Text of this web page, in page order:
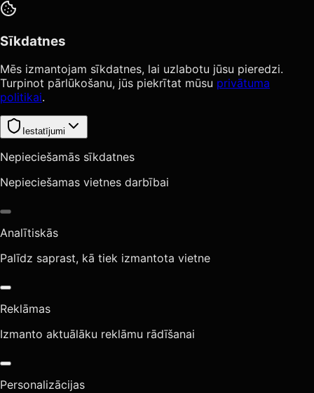
Sīkdatnes
Mēs izmantojam sīkdatnes, lai uzlabotu jūsu pieredzi.
Turpinot pārlūkošanu, jūs piekrītat mūsu privātuma
politikai.
Iestatījumi
Nepieciešamās sīkdatnes
Nepieciešamas vietnes darbībai
Analītiskās
Palīdz saprast, kā tiek izmantota vietne
Reklāmas
Izmanto aktuālāku reklāmu rādīšanai
Personalizācijas